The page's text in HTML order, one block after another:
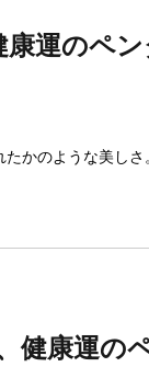
康運のペ
かのような美し
健康運の